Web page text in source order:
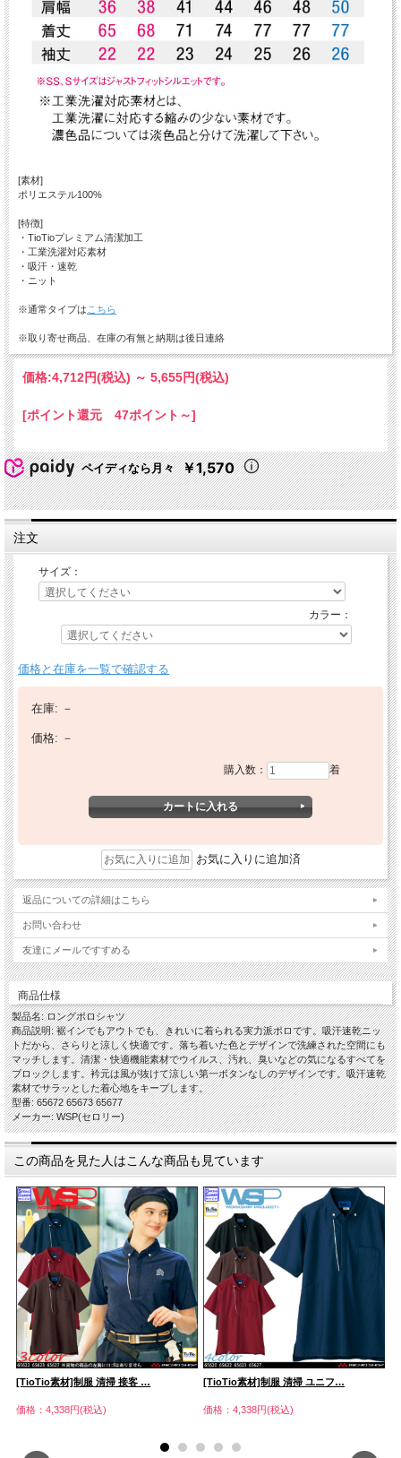
[素材]
ポリエステル100%
[特徴]
・TioTioプレミアム清潔加工
・工業洗濯対応素材
・吸汗・速乾
・ニット
※通常タイプは こちら
※取り寄せ商品、在庫の有無と納期は後日連絡
価格:4,712円(税込) ～ 5,655円(税込)
[ポイント還元 47ポイント～]
ペイディなら月々 ￥1,570
注文
サイズ：
カラー：
価格と在庫を一覧で確認する
在庫: －
価格: －
購入数： 着
お気に入りに追加済
返品についての詳細はこちら
お問い合わせ
友達にメールですすめる
商品仕様
製品名: ロングポロシャツ
商品説明: 裾インでもアウトでも、きれいに着られる実力派ポロです。吸汗速乾ニッ
トだから、さらりと涼しく快適です。落ち着いた色とデザインで洗練された空間にも
マッチします。清潔・快適機能素材でウイルス、汚れ、臭いなどの気になるすべてを
ブロックします。衿元は風が抜けて涼しい第一ボタンなしのデザインです。吸汗速乾
素材でサラッとした着心地をキープします。
型番: 65672 65673 65677
メーカー: WSP(セロリー)
この商品を見た人はこんな商品も見ています
[TioTio素材]制服 清掃 接客 …
価格：4,338円(税込)
[TioTio素材]制服 清掃 ユニフ…
価格：4,338円(税込)